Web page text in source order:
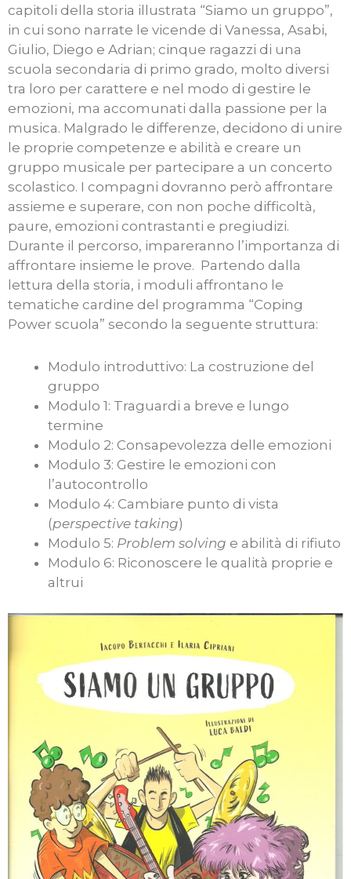
capitoli della storia illustrata “Siamo un gruppo”,
in cui sono narrate le vicende di Vanessa, Asabi,
Giulio, Diego e Adrian; cinque ragazzi di una
scuola secondaria di primo grado, molto diversi
tra loro per carattere e nel modo di gestire le
emozioni, ma accomunati dalla passione per la
musica. Malgrado le differenze, decidono di unire
le proprie competenze e abilità e creare un
gruppo musicale per partecipare a un concerto
scolastico. I compagni dovranno però affrontare
assieme e superare, con non poche difficoltà,
paure, emozioni contrastanti e pregiudizi.
Durante il percorso, impareranno l’importanza di
affrontare insieme le prove. Partendo dalla
lettura della storia, i moduli affrontano le
tematiche cardine del programma “Coping
Power scuola” secondo la seguente struttura:
Modulo introduttivo: La costruzione del
gruppo
Modulo 1: Traguardi a breve e lungo
termine
Modulo 2: Consapevolezza delle emozioni
Modulo 3: Gestire le emozioni con
l’autocontrollo
Modulo 4: Cambiare punto di vista
(perspective taking)
Modulo 5: Problem solving e abilità di rifiuto
Modulo 6: Riconoscere le qualità proprie e
altrui